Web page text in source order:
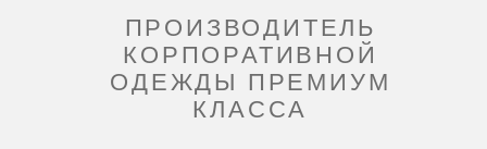
ПРОИЗВОДИТЕЛЬ
КОРПОРАТИВНОЙ
ОДЕЖДЫ ПРЕМИУМ
КЛАССА